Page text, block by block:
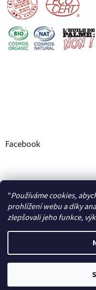
"Používáme cookies,
prohlížení webu a díky
zlepšovali jeho funkce,
Facebook
Naše produkty a